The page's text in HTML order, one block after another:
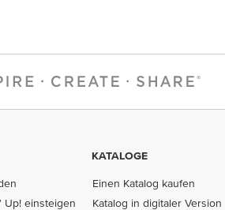
Up! einsteigen
KATALOGE
Einen Katalog kaufen
Katalog in digitaler Version